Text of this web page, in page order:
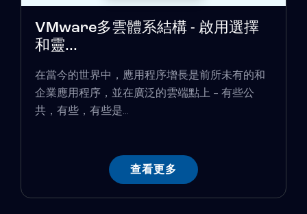
VMware多雲體系結構 - 啟用選擇
和靈...
在當今的世界中，應用程序增長是前所未有的和
企業應用程序，並在廣泛的雲端點上 - 有些公
共，有些，有些是...
查看更多